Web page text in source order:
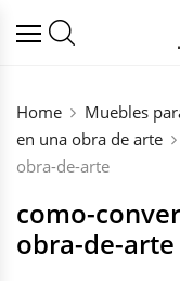
Home Muebles
en una obra de arte
obra-de-arte
como-
obra-de-arte